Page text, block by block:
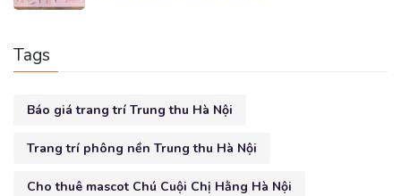
Tags
Báo giá trang trí Trung thu Hà Nội
Trang trí phông nền Trung thu Hà Nội
Cho thuê mascot Chú Cuội Chị Hằng Hà Nội